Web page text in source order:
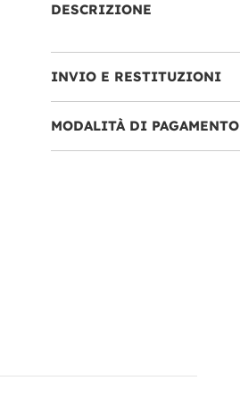
DESCRIZIONE
INVIO E RESTITUZIONI
MODALITÀ DI PAGAMENTO